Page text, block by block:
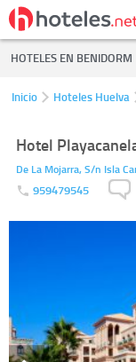
HOTELES EN BENIDORM
Inicio Hoteles Huelva
Hotel
De La Mojarra, S/n Isla
959479545